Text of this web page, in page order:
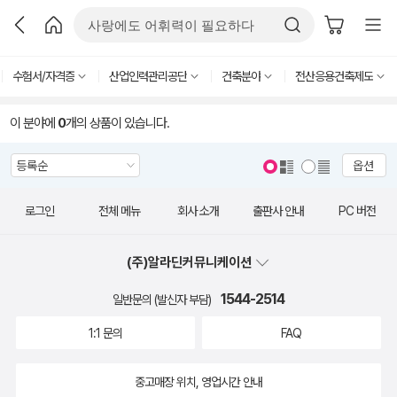
수험서/자격증 산업인력관리공단 건축분야 전산응용건축제도
이 분야에 0개의 상품이 있습니다.
옵션
로그인 전체 메뉴 회사 소개 출판사 안내 PC 버전
(주)알라딘커뮤니케이션
일반문의 (발신자 부담) 1544-2514
1:1 문의 FAQ
중고매장 위치, 영업시간 안내